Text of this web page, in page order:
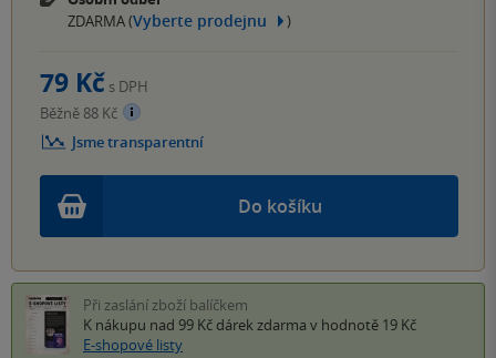
ZDARMA (Vyberte prodejnu )
Do košíku
79 Kč s DPH
Běžně 88 Kč
Jsme transparentní
Při zaslání zboží balíčkem
K nákupu nad 99 Kč dárek zdarma v hodnotě 19 Kč
E-shopové listy